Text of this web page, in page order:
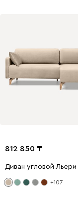
812 850
Диван угловой
+107